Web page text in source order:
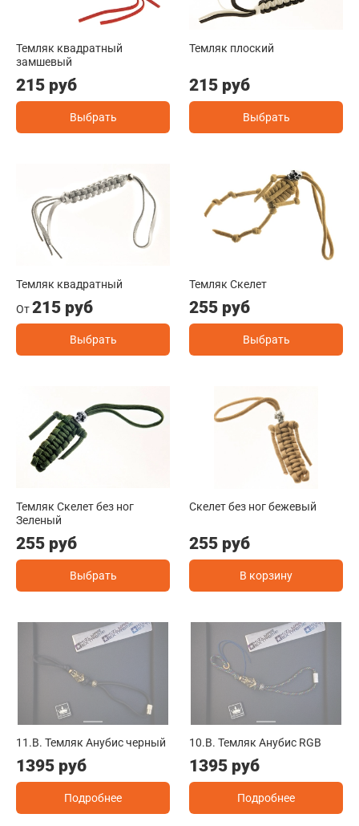
Темляк квадратный
замшевый
215 руб
Выбрать
Темляк плоский
215 руб
Выбрать
Темляк квадратный
От215 руб
Выбрать
Темляк Скелет
255 руб
Выбрать
Темляк Скелет без ног
Зеленый
255 руб
Выбрать
Скелет без ног бежевый
255 руб
В корзину
11.B. Темляк Анубис черный
1395 руб
Подробнее
10.B. Темляк Анубис RGB
1395 руб
Подробнее